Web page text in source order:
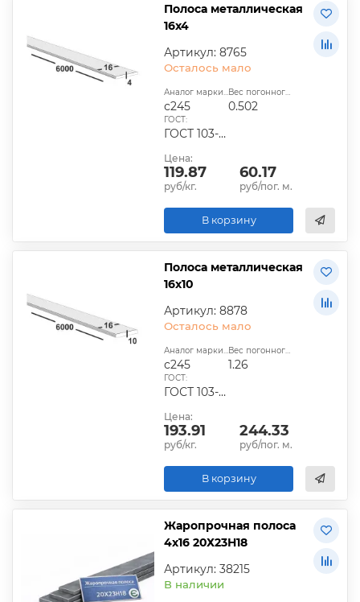
Полоса металлическая
16х4
Артикул: 8765
Осталось мало
Аналог марки стали:
с245
Вес погонного метра, кг:
0.502
ГОСТ:
ГОСТ 103-2006, ГОСТ 1577-93, ГОСТ 4405-75
Цена:
119.87
руб/кг.
60.17
руб/пог. м.
В корзину
Полоса металлическая
16х10
Артикул: 8878
Осталось мало
Аналог марки стали:
с245
Вес погонного метра, кг:
1.26
ГОСТ:
ГОСТ 103-2006, ГОСТ 1577-93, ГОСТ 4405-75
Цена:
193.91
руб/кг.
244.33
руб/пог. м.
В корзину
Жаропрочная полоса
4х16 20Х23Н18
Артикул: 38215
В наличии